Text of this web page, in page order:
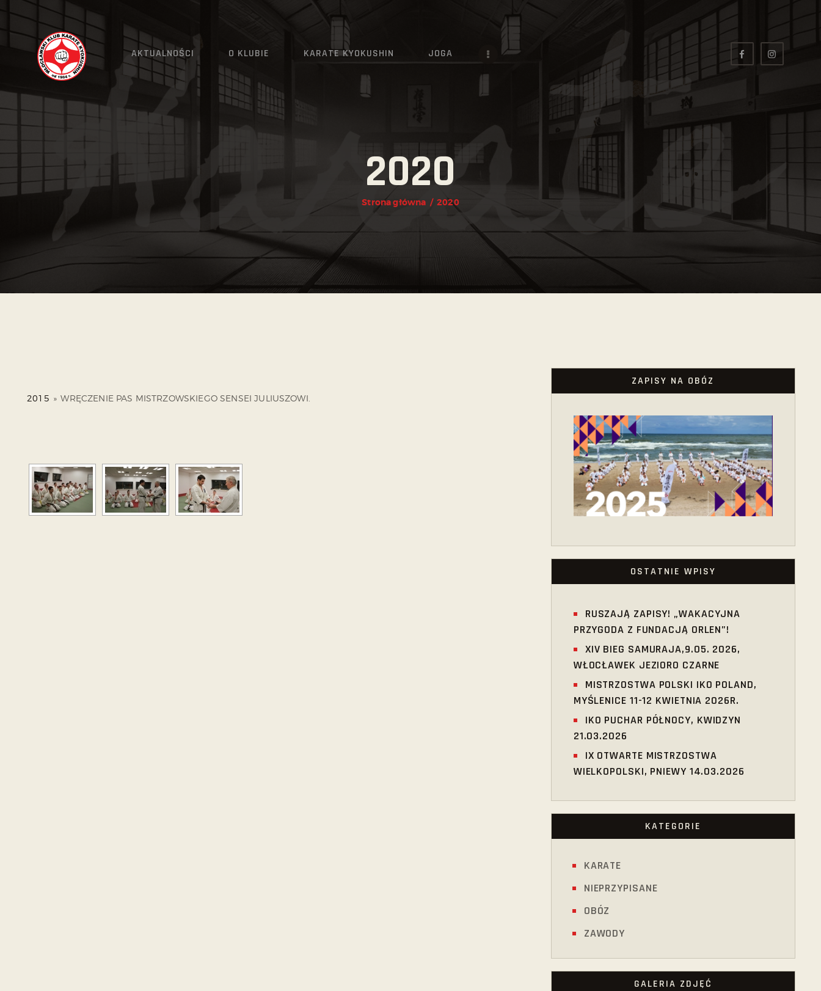
AKTUALNOŚCI O KLUBIE KARATE KYOKUSHIN JOGA
2020
Strona główna 2020
AKTUALNOŚCI
O KLUBIE
KARATE KYOKUSHIN
JOGA
KONTAKT
2015 » WRĘCZENIE PAS MISTRZOWSKIEGO SENSEI JULIUSZOWI.
ZAPISY NA OBÓZ
OSTATNIE WPISY
RUSZAJĄ ZAPISY! „WAKACYJNA
PRZYGODA Z FUNDACJĄ ORLEN”!
XIV BIEG SAMURAJA,9.05. 2026,
WŁOCŁAWEK JEZIORO CZARNE
MISTRZOSTWA POLSKI IKO POLAND,
MYŚLENICE 11-12 KWIETNIA 2026R.
IKO PUCHAR PÓŁNOCY, KWIDZYN
21.03.2026
IX OTWARTE MISTRZOSTWA
WIELKOPOLSKI, PNIEWY 14.03.2026
KATEGORIE
KARATE
NIEPRZYPISANE
OBÓZ
ZAWODY
GALERIA ZDJĘĆ